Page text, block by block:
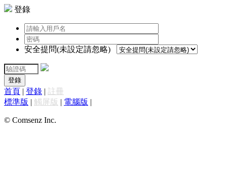
登錄
安全提問(未設定請忽略)
登錄
首頁 | 登錄 | 註冊
標準版 | 觸屏版 | 電腦版 |
© Comsenz Inc.